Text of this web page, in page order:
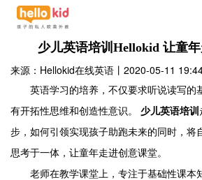
少儿英语培训Hellokid 让童
来源：Hellokid在线英语 丨 2020-05-11
英语学习的培养，不仅要求听说读写的
有开拓性思维和创造性意识。 少儿英语培训
步，如何引领实现孩子助跑未来的同时，将
思考于一体，让童年走进创意课堂。
老师在教学课堂上，专注于基础性课本